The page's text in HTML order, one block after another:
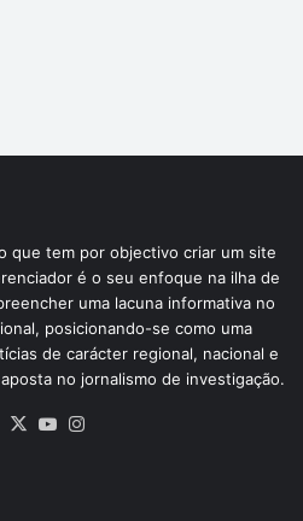
que tem por objectivo criar um site
é o seu enfoque na ilha de
uma lacuna informativa no
posicionando-se como uma
de carácter regional, nacional e
no jornalismo de investigação.
Facebook
X YouTube